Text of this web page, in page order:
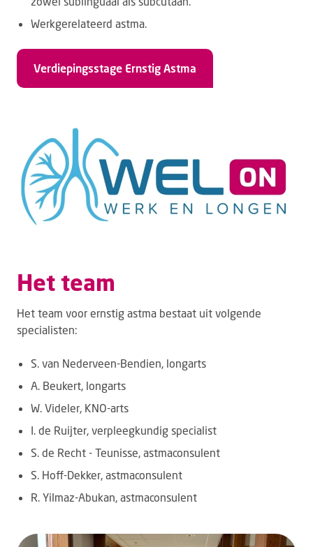
Werkgerelateerd astma.
Verdiepingsstage Ernstig Astma
Het team
Het team voor ernstig astma bestaat uit volgende
specialisten:
S. van Nederveen-Bendien, longarts
A. Beukert, longarts
W. Videler, KNO-arts
I. de Ruijter, verpleegkundig specialist
S. de Recht - Teunisse, astmaconsulent
S. Hoff-Dekker, astmaconsulent
R. Yilmaz-Abukan, astmaconsulent